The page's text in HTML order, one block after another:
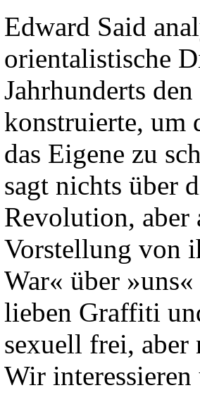
Edward Said
orientalistische
Jahrhunderts
konstruierte, um
das Eigene zu
sagt nichts über
Revolution, aber
Vorstellung von
War« über
lieben Graffiti
sexuell frei,
Wir